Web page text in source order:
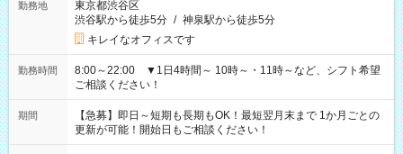
勤務地
東京都渋谷区
渋谷駅から徒歩5分 / 神泉駅から徒歩5分
キレイなオフィスです
勤務時間
8:00～22:00 ▼1日4時間～ 10時～・11時～など、シフト希望
ご相談ください！
期間
【急募】即日～短期も長期もOK！最短翌月末まで 1か月ごとの
更新が可能！開始日もご相談ください！